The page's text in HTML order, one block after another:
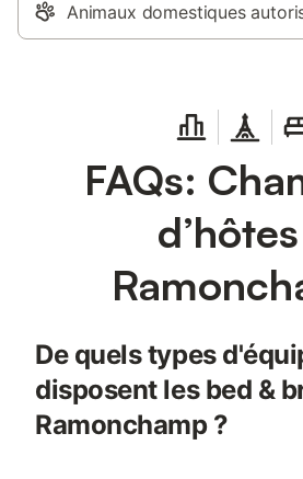
Animaux domestiques
FAQs:
De quels types
disposent les bed &
Ramonchamp ?